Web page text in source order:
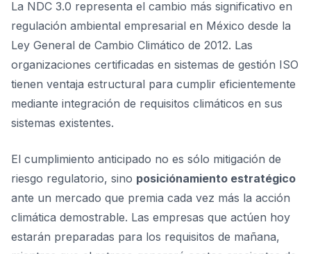
La NDC 3.0 representa el cambio más significativo en
regulación ambiental empresarial en México desde la
Ley General de Cambio Climático de 2012. Las
organizaciones certificadas en sistemas de gestión ISO
tienen ventaja estructural para cumplir eficientemente
mediante integración de requisitos climáticos en sus
sistemas existentes.
El cumplimiento anticipado no es sólo mitigación de
riesgo regulatorio, sino posiciónamiento estratégico
ante un mercado que premia cada vez más la acción
climática demostrable. Las empresas que actúen hoy
estarán preparadas para los requisitos de mañana,